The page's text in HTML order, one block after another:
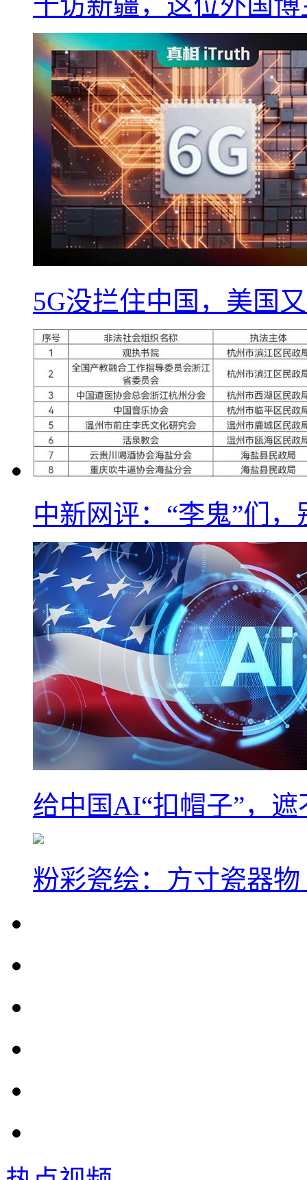
5G没拦住中国，美国
中新网评：“李鬼”们
给中国AI“扣帽子”，
粉彩瓷绘：方寸瓷器